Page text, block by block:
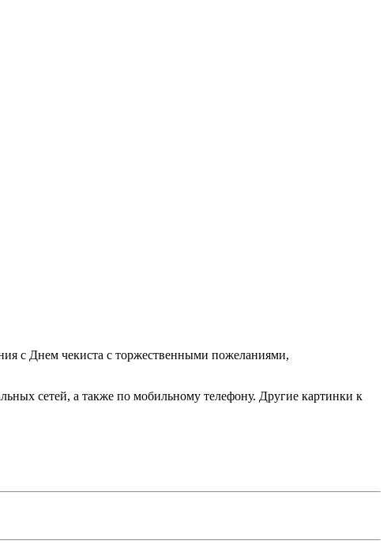
с Днем чекиста с торжественными пожеланиями,
сетей, а также по мобильному телефону. Другие картинки к